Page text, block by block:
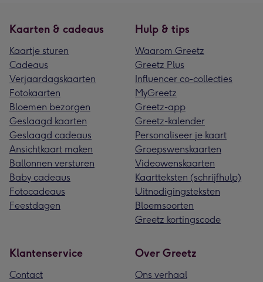
Kaarten & cadeaus
Kaartje sturen
Cadeaus
Verjaardagskaarten
Fotokaarten
Bloemen bezorgen
Geslaagd kaarten
Geslaagd cadeaus
Ansichtkaart maken
Ballonnen versturen
Baby cadeaus
Fotocadeaus
Feestdagen
Hulp & tips
Waarom Greetz
Greetz Plus
Influencer co-collecties
MyGreetz
Greetz-app
Greetz-kalender
Personaliseer je kaart
Groepswenskaarten
Videowenskaarten
Kaartteksten (schrijfhulp)
Uitnodigingsteksten
Bloemsoorten
Greetz kortingscode
Klantenservice
Contact
Over Greetz
Ons verhaal